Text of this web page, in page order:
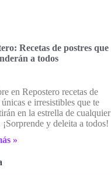
Recetas de postres que
a todos
en Repostero recetas de
únicas e irresistibles que te
en la estrella de cualquier
¡Sorprende y deleita a todos!
»